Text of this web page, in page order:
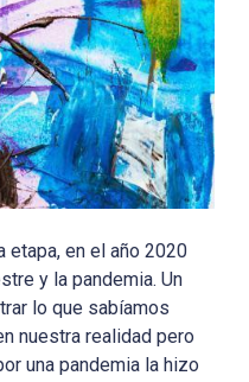
etapa, en el año 2020
y la pandemia. Un
lo que sabíamos
nuestra realidad pero
una pandemia la hizo